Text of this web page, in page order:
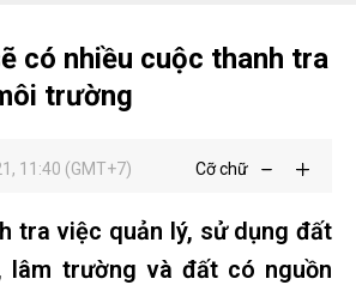
có nhiều cuộc thanh tra
trường
11:40 (GMT+7) Cỡ chữ
tra việc quản lý, sử dụng đất
lâm trường và đất có nguồn